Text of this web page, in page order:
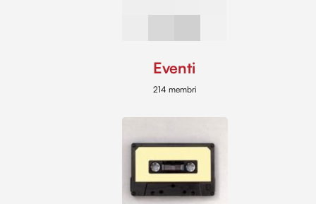
Eventi
214 membri